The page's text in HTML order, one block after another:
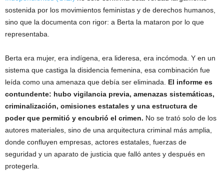
sostenida por los movimientos feministas y de derechos humanos,
sino que la documenta con rigor: a Berta la mataron por lo que
representaba.
Berta era mujer, era indígena, era lideresa, era incómoda. Y en un
sistema que castiga la disidencia femenina, esa combinación fue
leída como una amenaza que debía ser eliminada.
El informe es
contundente: hubo vigilancia previa, amenazas sistemáticas,
criminalización, omisiones estatales y una estructura de
poder que permitió y encubrió el crimen. No se trató solo de los
autores materiales, sino de una arquitectura criminal más amplia,
donde confluyen empresas, actores estatales, fuerzas de
seguridad y un aparato de justicia que falló antes y después en
protegerla.